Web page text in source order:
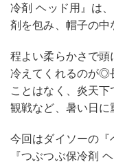
冷剤 ヘッド用』は
剤を包み、帽子の中
程よい柔らかさで頭
冷えてくれるのが◎
ことはなく、炎天
観戦など、暑い日に
今回はダイソーの
『つぶつぶ保冷剤